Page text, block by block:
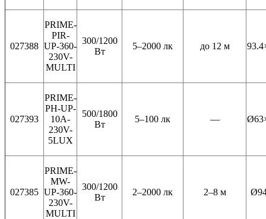
027388
PRIME-
PIR-
UP-360-
230V-
MULTI
300/1200
Вт
5–2000 лк до 12 м
027393
PRIME-
PH-UP-
10A-
230V-
5LUX
500/1800
Вт
5–100 лк —
027385
PRIME-
MW-
UP-360-
230V-
MULTI
300/1200
Вт
2–2000 лк 2–8 м